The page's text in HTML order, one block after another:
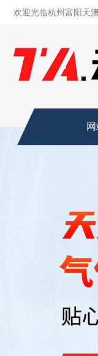
欢迎光临杭州富阳天